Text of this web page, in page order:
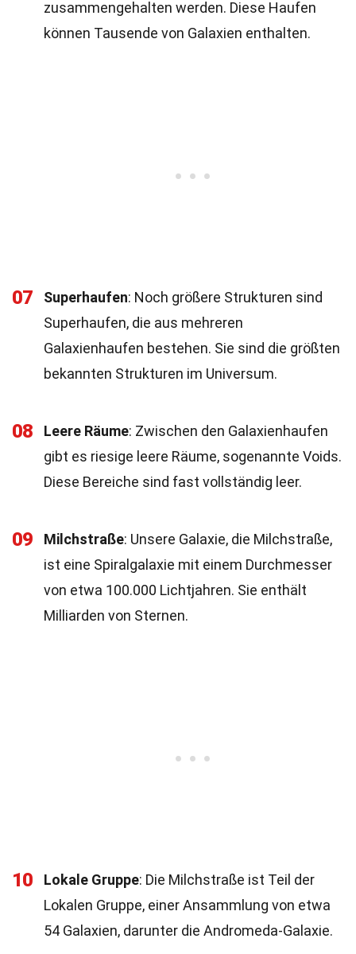
zusammengehalten werden. Diese Haufen
können Tausende von Galaxien enthalten.
07 Superhaufen: Noch größere Strukturen sind
Superhaufen, die aus mehreren
Galaxienhaufen bestehen. Sie sind die größten
bekannten Strukturen im Universum.
08 Leere Räume: Zwischen den Galaxienhaufen
gibt es riesige leere Räume, sogenannte Voids.
Diese Bereiche sind fast vollständig leer.
09 Milchstraße: Unsere Galaxie, die Milchstraße,
ist eine Spiralgalaxie mit einem Durchmesser
von etwa 100.000 Lichtjahren. Sie enthält
Milliarden von Sternen.
10 Lokale Gruppe: Die Milchstraße ist Teil der
Lokalen Gruppe, einer Ansammlung von etwa
54 Galaxien, darunter die Andromeda-Galaxie.